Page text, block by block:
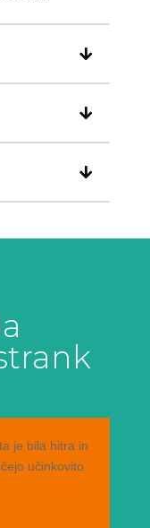
je bila hitra in
učinkovito